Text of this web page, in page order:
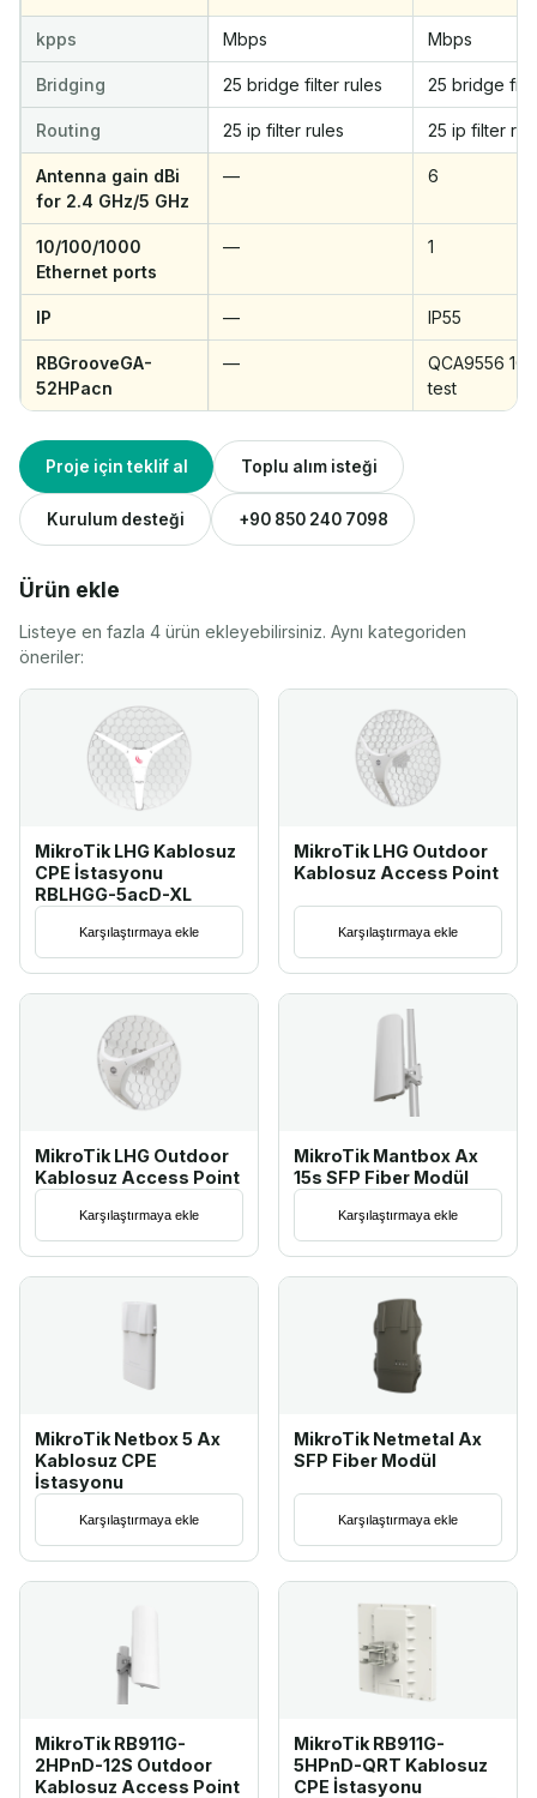
kpps Mbps Mbps
Bridging 25 bridge filter rules 25 bridge
Routing 25 ip filter rules 25 ip filter
Antenna gain dBi
for 2.4 GHz/5 GHz
— 6
10/100/1000
Ethernet ports
— 1
IP — IP55
RBGrooveGA-
52HPacn
—
QCA9556 1G
test
Proje için teklif al Toplu alım isteği
Kurulum desteği +90 850 240 7098
Ürün ekle
Listeye en fazla 4 ürün ekleyebilirsiniz. Aynı kategoriden
öneriler:
MikroTik LHG Kablosuz
CPE İstasyonu
RBLHGG-5acD-XL
Karşılaştırmaya ekle
MikroTik LHG Outdoor
Kablosuz Access Point
Karşılaştırmaya ekle
MikroTik LHG Outdoor
Kablosuz Access Point
Karşılaştırmaya ekle
MikroTik Mantbox Ax
15s SFP Fiber Modül
Karşılaştırmaya ekle
MikroTik Netbox 5 Ax
Kablosuz CPE
İstasyonu
Karşılaştırmaya ekle
MikroTik Netmetal Ax
SFP Fiber Modül
Karşılaştırmaya ekle
MikroTik RB911G-
2HPnD-12S Outdoor
Kablosuz Access Point
MikroTik RB911G-
5HPnD-QRT Kablosuz
CPE İstasyonu